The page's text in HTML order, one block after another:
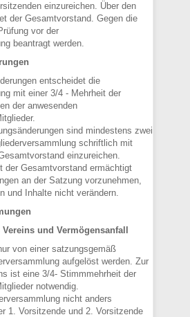
einzureichen. Über den
der Gesamtvorstand. Gegen die
vor der
beantragt werden.
entscheidet die
mit einer 3/4 - Mehrheit der
der anwesenden
sind mindestens zwei
schriftlich mit
einzureichen.
der Gesamtvorstand ermächtigt
an der Satzung vorzunehmen,
und Inhalte nicht verändern.
und Vermögensanfall
von einer satzungsgemäß
aufgelöst werden. Zur
ist eine 3/4- Stimmmehrheit der
notwendig.
nicht anders
1. Vorsitzende und 2. Vorsitzende